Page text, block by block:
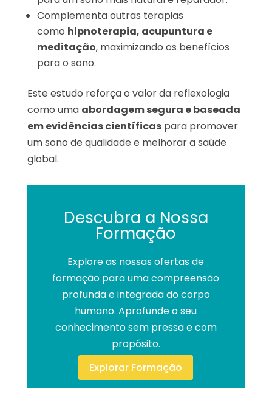
Complementa outras terapias
como hipnoterapia, acupuntura e
meditação, maximizando os benefícios
para o sono.
Este estudo reforça o valor da reflexologia
como uma abordagem segura e baseada
em evidências científicaspara promover
um sono de qualidade e melhorar a saúde
global.
Descubra a Nossa
Formação
Explore as nossas ofertas de
formação para uma compreensão
profunda e integrada do corpo
humano. Aprofunde o seu
conhecimento sem pressa e com
propósito.
Explorar Formação